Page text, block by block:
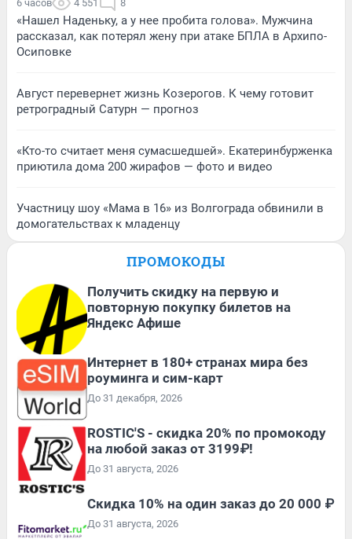
6 часов 4 551 8
«Нашел Наденьку, а у нее пробита голова». Мужчина
рассказал, как потерял жену при атаке БПЛА в Архипо-
Осиповке
Август перевернет жизнь Козерогов. К чему готовит
ретроградный Сатурн — прогноз
«Кто-то считает меня сумасшедшей». Екатеринбурженка
приютила дома 200 жирафов — фото и видео
Участницу шоу «Мама в 16» из Волгограда обвинили в
домогательствах к младенцу
ПРОМОКОДЫ
Получить скидку на первую и
повторную покупку билетов на
Яндекс Афише
Интернет в 180+ странах мира без
роуминга и сим-карт
До 31 декабря, 2026
ROSTIC'S - скидка 20% по промокоду
на любой заказ от 3199₽!
До 31 августа, 2026
Скидка 10% на один заказ до 20 000 ₽
До 31 августа, 2026